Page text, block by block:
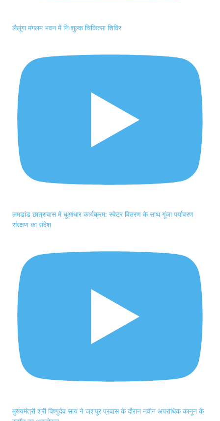
लैलूंगा मंगलम भवन में निःशुल्क चिकित्सा शिविर
लमडांड छात्रावास में धुआंधार कार्यक्रम: स्वेटर वितरण के साथ गूंजा पर्यावरण
संरक्षण का संदेश
मुख्यमंत्री श्री विष्णुदेव साय ने जशपुर प्रवास के दौरान नवीन अपराधिक कानून के